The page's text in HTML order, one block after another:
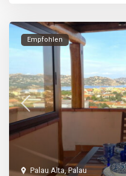
Palau Alta,Palau
Empfohlen